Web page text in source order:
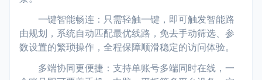
一键智能畅连：只需轻触一键，即可触发智能路
由规划，系统自动匹配最优线路，免去手动筛选、参
数设置的繁琐操作，全程保障顺滑稳定的访问体验。
多端协同更便捷：支持单账号多端同时在线，一